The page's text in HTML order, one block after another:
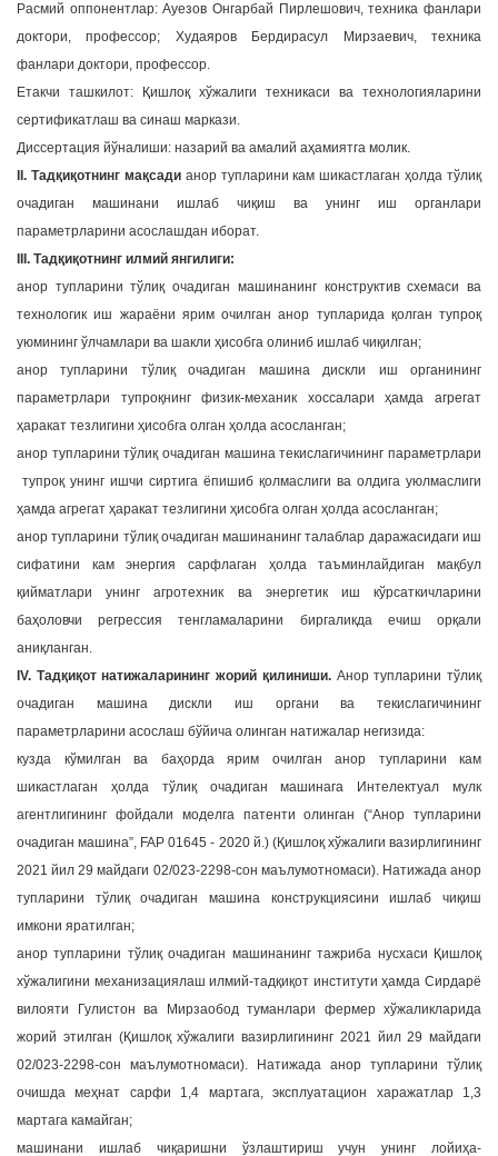
Расмий оппонентлар: Ауезов Онгарбай Пирлешович, техника фанлари
доктори, профессор; Худаяров Бердирасул Мирзаевич, техника
фанлари доктори, профессор.
Етакчи ташкилот: Қишлоқ хўжалиги техникаси ва технологияларини
сертификатлаш ва синаш маркази.
Диссертация йўналиши: назарий ва амалий аҳамиятга молик.
II. Тадқиқотнинг мақсади анор тупларини кам шикастлаган ҳолда тўлиқ
очадиган машинани ишлаб чиқиш ва унинг иш органлари
параметрларини асослашдан иборат.
III. Тадқиқотнинг илмий янгилиги:
анор тупларини тўлиқ очадиган машинанинг конструктив схемаси ва
технологик иш жараёни ярим очилган анор тупларида қолган тупроқ
уюмининг ўлчамлари ва шакли ҳисобга олиниб ишлаб чиқилган;
анор тупларини тўлиқ очадиган машина дискли иш органининг
параметрлари тупроқнинг физик-механик хоссалари ҳамда агрегат
ҳаракат тезлигини ҳисобга олган ҳолда асосланган;
анор тупларини тўлиқ очадиган машина текислагичининг параметрлари
тупроқ унинг ишчи сиртига ёпишиб қолмаслиги ва олдига уюлмаслиги
ҳамда агрегат ҳаракат тезлигини ҳисобга олган ҳолда асосланган;
анор тупларини тўлиқ очадиган машинанинг талаблар даражасидаги иш
сифатини кам энергия сарфлаган ҳолда таъминлайдиган мақбул
қийматлари унинг агротехник ва энергетик иш кўрсаткичларини
баҳоловчи регрессия тенгламаларини биргаликда ечиш орқали
аниқланган.
IV. Тадқиқот натижаларининг жорий қилиниши. Анор тупларини тўлиқ
очадиган машина дискли иш органи ва текислагичининг
параметрларини асослаш бўйича олинган натижалар негизида:
кузда кўмилган ва баҳорда ярим очилган анор тупларини кам
шикастлаган ҳолда тўлиқ очадиган машинага Интелектуал мулк
агентлигининг фойдали моделга патенти олинган (“Анор тупларини
очадиган машина”, FAP 01645 - 2020 й.) (Қишлоқ хўжалиги вазирлигининг
2021 йил 29 майдаги 02/023-2298-сон маълумотномаси). Натижада анор
тупларини тўлиқ очадиган машина конструкциясини ишлаб чиқиш
имкони яратилган;
анор тупларини тўлиқ очадиган машинанинг тажриба нусхаси Қишлоқ
хўжалигини механизациялаш илмий-тадқиқот институти ҳамда Сирдарё
вилояти Гулистон ва Мирзаобод туманлари фермер хўжаликларида
жорий этилган (Қишлоқ хўжалиги вазирлигининг 2021 йил 29 майдаги
02/023-2298-сон маълумотномаси). Натижада анор тупларини тўлиқ
очишда меҳнат сарфи 1,4 мартага, эксплуатацион харажатлар 1,3
мартага камайган;
машинани ишлаб чиқаришни ўзлаштириш учун унинг лойиҳа-